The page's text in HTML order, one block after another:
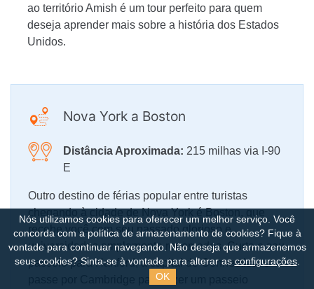
ao território Amish é um tour perfeito para quem
deseja aprender mais sobre a história dos Estados
Unidos.
Nova York a Boston
Distância Aproximada: 215 milhas via I-90
E
Outro destino de férias popular entre turistas
chegando à cidade de Nova York é Boston, que
recebe você com seu passado glorioso e
universidades amplamente renomadas. Curta o seu
passeio para Hartford, a capital de Connecticut e
passe por Cambridge para fazer um passeio
Nós utilizamos cookies para oferecer um melhor serviço. Você
concorda com a política de armazenamento de cookies? Fique à
vontade para continuar navegando. Não deseja que armazenemos
seus cookies? Sinta-se à vontade para alterar as configurações.
OK